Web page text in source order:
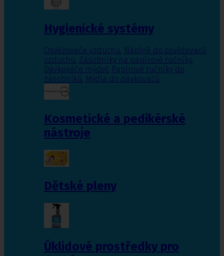
Hygienické systémy
Osvěžovače vzduchu, Náplně do osvěžovačů
vzduchu, Zásobníky na papírové ručníky,
Dávkováče mýdel, Papírové ručníky do
zásobníků, Mýdla do dávkovačů
Kosmetické a pedikérské
nástroje
Dětské pleny
Úklidové prostředky pro